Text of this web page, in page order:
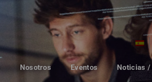
Nosotros Eventos Noticias /